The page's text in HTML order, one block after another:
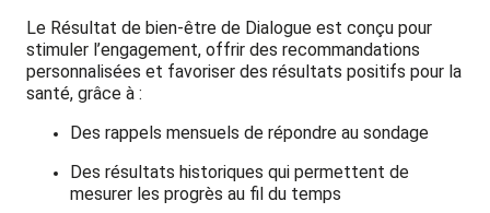
Le Résultat de bien-être de Dialogue est conçu pour
stimuler l’engagement, offrir des recommandations
personnalisées et favoriser des résultats positifs pour la
santé, grâce à :
Des rappels mensuels de répondre au sondage
Des résultats historiques qui permettent de
mesurer les progrès au fil du temps